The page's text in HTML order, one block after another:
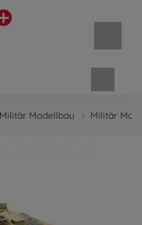
Militär Modellbau Militär